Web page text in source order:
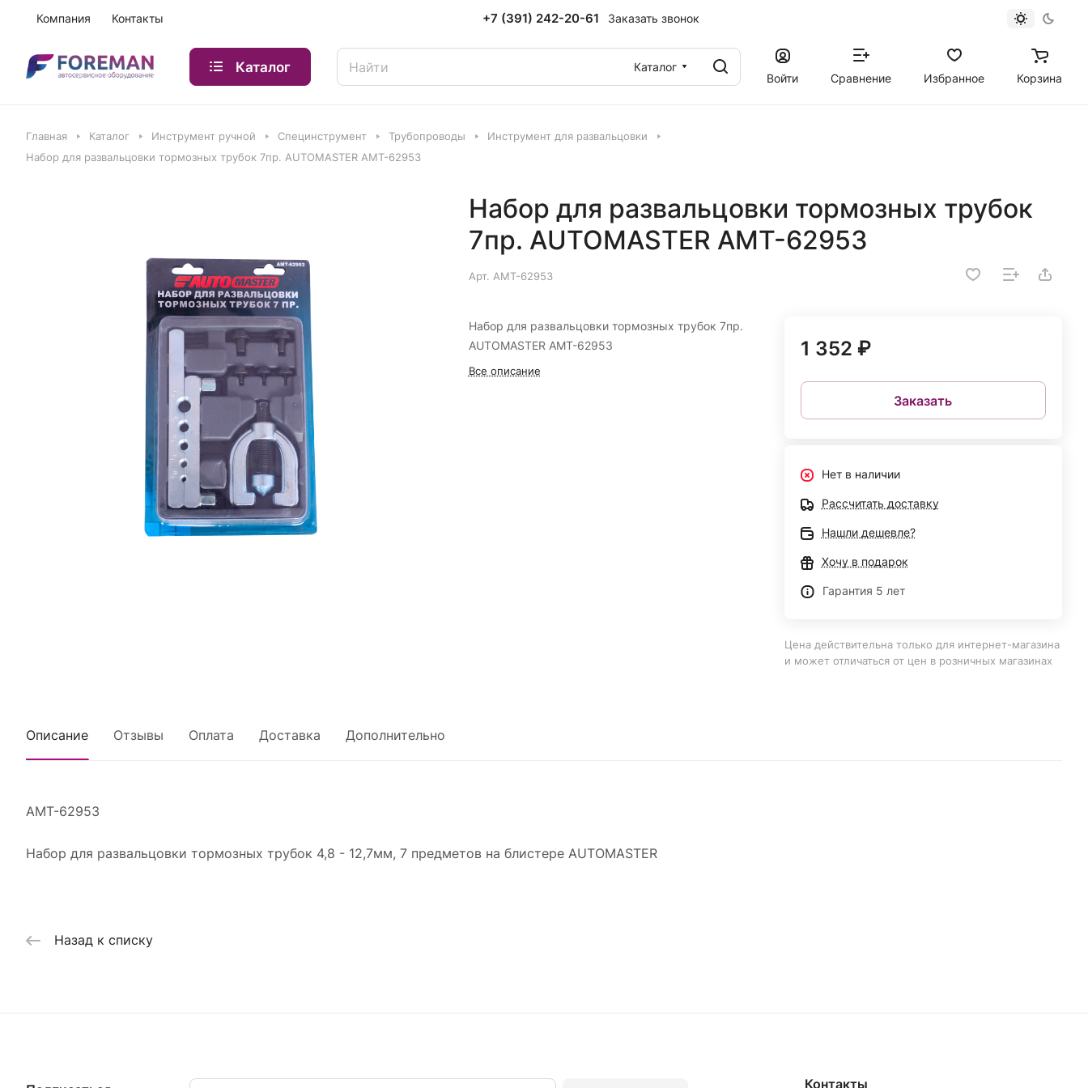
Компания Контакты +7 (391) 242-20-61 Заказать звонок
Каталог
Каталог
Войти
Сравнение Избранное Корзина
Главная Каталог Инструмент ручной Специнструмент Трубопроводы
Инструмент для развальцовки
Набор для развальцовки тормозных трубок 7пр. AUTOMASTER AMT-62953
Набор для развальцовки тормозных трубок
7пр. AUTOMASTER AMT-62953
Арт. AMT-62953
Набор для развальцовки тормозных трубок 7пр.
AUTOMASTER AMT-62953
Все описание
1 352 ₽
Заказать
Нет в наличии
Рассчитать доставку
Нашли дешевле?
Хочу в подарок
Гарантия 5 лет
Цена действительна только для интернет-магазина
и может отличаться от цен в розничных магазинах
Описание Отзывы Оплата Доставка Дополнительно
AMT-62953
Набор для развальцовки тормозных трубок 4,8 - 12,7мм, 7 предметов на блистере AUTOMASTER
Назад к списку
Контакты